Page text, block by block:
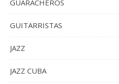
GUARACHEROS
GUITARRISTAS
JAZZ
JAZZ CUBA